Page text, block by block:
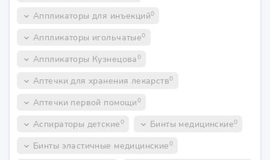
keyboard_arrow_down Аппликаторы для инъекций0
keyboard_arrow_down Аппликаторы игольчатые0
keyboard_arrow_down Аппликаторы Кузнецова0
keyboard_arrow_down Аптечки для хранения лекарств0
keyboard_arrow_down Аптечки первой помощи0
keyboard_arrow_down Аспираторы детские0 keyboard_arrow_down Бинты медицинские0
keyboard_arrow_down Бинты эластичные медицинские0